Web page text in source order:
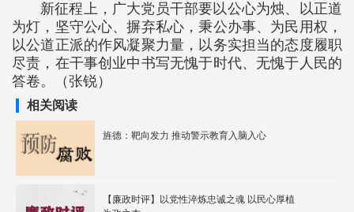
新征程上，广大党员干部要以公心为烛、以正道
为灯，坚守公心、摒弃私心，秉公办事、为民用权，
以公道正派的作风凝聚力量，以务实担当的态度履职
尽责，在干事创业中书写无愧于时代、无愧于人民的
答卷。（张锐）
相关阅读
旌德：靶向发力 推动警示教育入脑入心
【廉政时评】以党性淬炼忠诚之魂 以民心厚植